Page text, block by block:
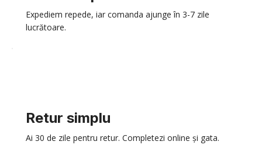
Expediem repede, iar comanda ajunge în 3-7 zile
lucrătoare.
Retur simplu
Ai 30 de zile pentru retur. Completezi online și gata.